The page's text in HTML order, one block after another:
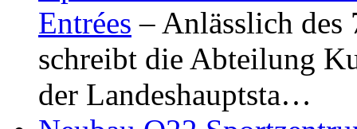
Entrées – Anlässlich
schreibt die Abteilung
der Landeshauptsta…